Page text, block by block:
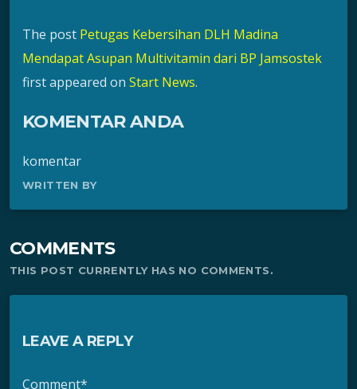
The post Petugas Kebersihan DLH Madina
Mendapat Asupan Multivitamin dari BP Jamsostek
first appeared on Start News.
KOMENTAR ANDA
komentar
WRITTEN BY
COMMENTS
THIS POST CURRENTLY HAS NO COMMENTS.
LEAVE A REPLY
Comment*